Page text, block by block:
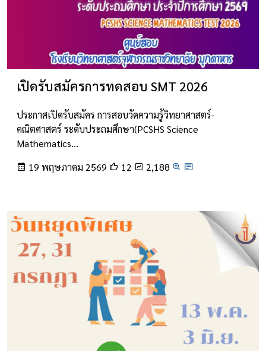
เปิดรับสมัครการทดสอบ SMT 2026
ประกาศเปิดรับสมัคร การสอบวัดความรู้วิทยาศาสตร์-
คณิตศาสตร์ ระดับประถมศึกษา(PCSHS Science
Mathematics…
19 พฤษภาคม 2569
12 2,188